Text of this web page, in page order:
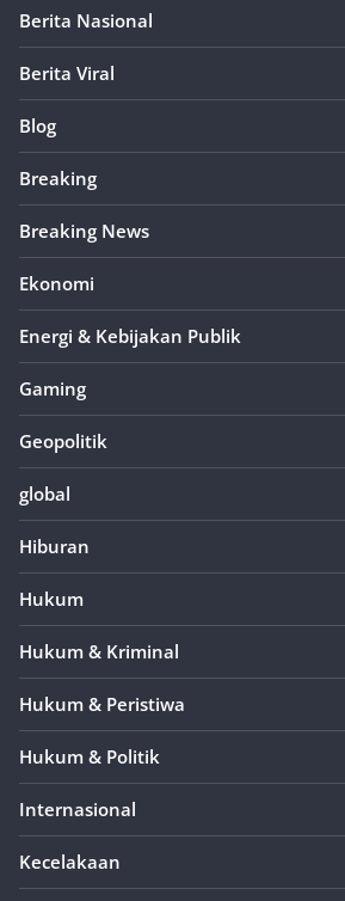
Berita Nasional
Berita Viral
Blog
Breaking
Breaking News
Ekonomi
Energi & Kebijakan Publik
Gaming
Geopolitik
global
Hiburan
Hukum
Hukum & Kriminal
Hukum & Peristiwa
Hukum & Politik
Internasional
Kecelakaan